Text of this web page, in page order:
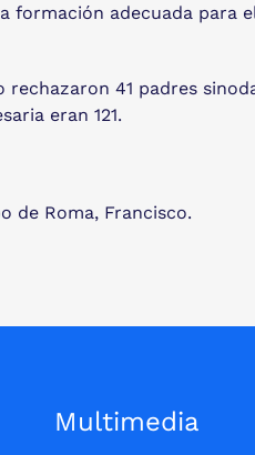
formación adecuada para el
41 padres
eran 121.
de Roma, Francisco.
Multimedia